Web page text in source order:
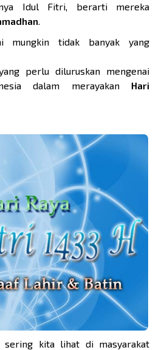
Idul Fitri, berarti mereka
.
mungkin tidak banyak yang
perlu diluruskan mengenai
dalam merayakan Hari
kita lihat di masyarakat